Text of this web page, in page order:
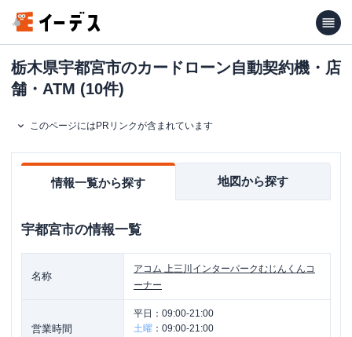
栃木県宇都宮市のカードローン自動契約機・店
舗・ATM (10件)
このページにはPRリンクが含まれています
情報一覧から探す 地図から探す
宇都宮市の情報一覧
名称
アコム 上三川インターパークむじんくんコ
ーナー
営業時間
平日： 09:00-21:00
土曜 ： 09:00-21:00